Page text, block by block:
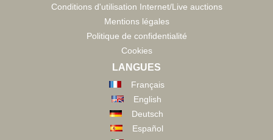
Conditions d'utilisation Internet/Live auctions
Mentions légales
Politique de confidentialité
Cookies
LANGUES
Français
English
Deutsch
Español